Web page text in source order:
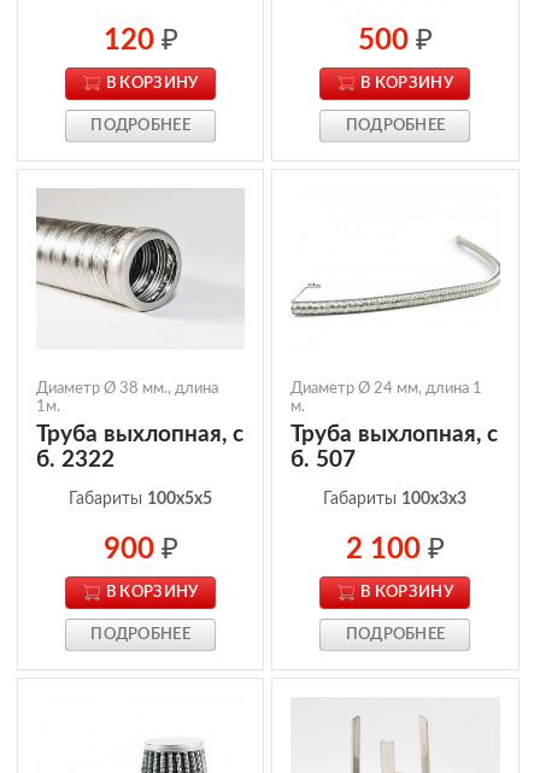
120 ₽
В КОРЗИНУ
ПОДРОБНЕЕ
500 ₽
В КОРЗИНУ
ПОДРОБНЕЕ
Диаметр Ø 38 мм., длина
1м.
Труба выхлопная, с
б. 2322
Габариты 100x5x5
900 ₽
В КОРЗИНУ
ПОДРОБНЕЕ
Диаметр Ø 24 мм, длина 1
м.
Труба выхлопная, с
б. 507
Габариты 100x3x3
2 100 ₽
В КОРЗИНУ
ПОДРОБНЕЕ